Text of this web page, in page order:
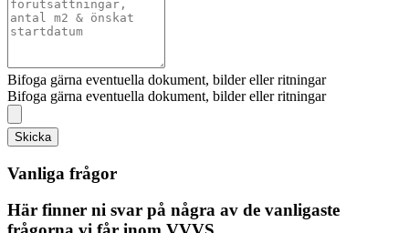
Bifoga gärna eventuella dokument, bilder eller ritningar
Bifoga gärna eventuella dokument, bilder eller ritningar
Skicka
Vanliga frågor
Här finner ni svar på några av de vanligaste